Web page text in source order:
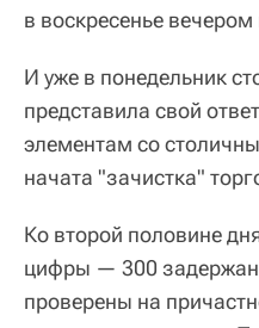
в воскресенье
И уже в понедельник
представила свой
элементам со
начата "зачистка"
Ко второй половине
цифры — 300
проверены на